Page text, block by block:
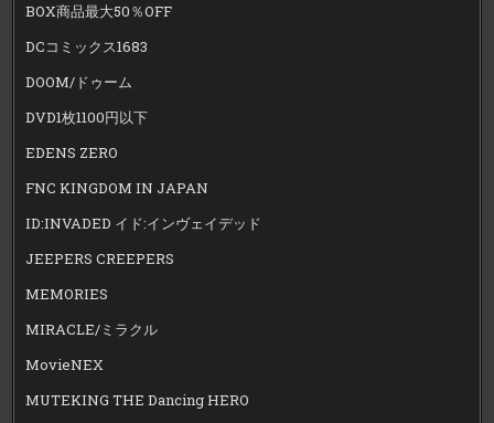
BOX商品最大50％OFF
DCコミックス1683
DOOM/ドゥーム
DVD1枚1100円以下
EDENS ZERO
FNC KINGDOM IN JAPAN
ID:INVADED イド:インヴェイデッド
JEEPERS CREEPERS
MEMORIES
MIRACLE/ミラクル
MovieNEX
MUTEKING THE Dancing HERO